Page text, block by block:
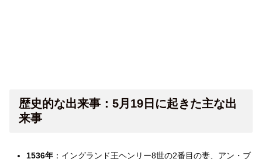
歴史的な出来事：5月19日に起きた主な出
来事
1536年：イングランド王ヘンリー8世の2番目の妻、アン・ブ